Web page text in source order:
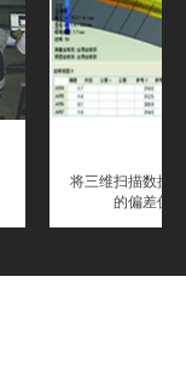
将三维扫描数据
的偏差值